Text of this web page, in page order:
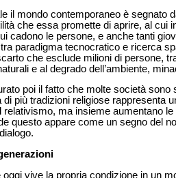
il mondo contemporaneo è segnato
che essa promette di aprire, al
cadono le persone, e anche tanti
tra paradigma tecnocratico e ricerca
che esclude milioni di persone,
e al degrado dell’ambiente,
poi il fatto che molte società
più tradizioni religiose rappresenta
relativismo, ma insieme aumentano
questo appare come un segno del
oggi vive la propria condizione in un